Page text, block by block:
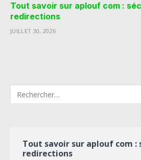
Tout savoir sur aplouf com :
redirections
JUILLET 30, 2026
Tout savoir sur aplouf com :
redirections